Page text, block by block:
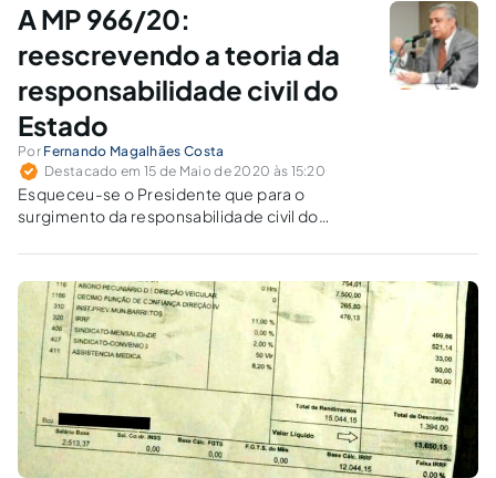
A MP 966/20:
reescrevendo a teoria da
responsabilidade civil do
Estado
Por Fernando Magalhães Costa
Destacado em 15 de Maio de 2020 às 15:20
Esqueceu-se o Presidente que para o
surgimento da responsabilidade civil do
do ato estatal (ação ou omissão), do dano e do
nexo causal entre eles.